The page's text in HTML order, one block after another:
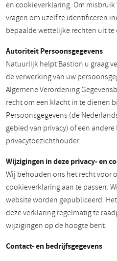
en cookieverklaring. Om
vragen om uzelf te identificeren
bepaalde wettelijke rechten uit te
Autoriteit Persoonsgegevens
Natuurlijk helpt Bastion u graag
de verwerking van uw
Algemene Verordening
recht om een klacht in te dienen
Persoonsgegevens (de
gebied van privacy) of een andere
privacytoezichthouder.
Wijzigingen in deze privacy- en
Wij behouden ons het recht voor
cookieverklaring aan te passen.
website worden gepubliceerd.
deze verklaring regelmatig te
wijzigingen op de hoogte bent.
Contact- en bedrijfsgegevens